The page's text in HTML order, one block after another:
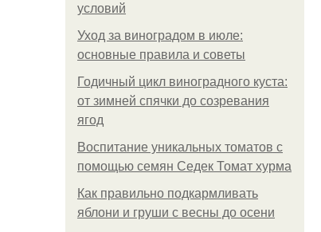
условий
Уход за виноградом в июле:
основные правила и советы
Годичный цикл виноградного куста:
от зимней спячки до созревания
ягод
Воспитание уникальных томатов с
помощью семян Седек Томат хурма
Как правильно подкармливать
яблони и груши с весны до осени